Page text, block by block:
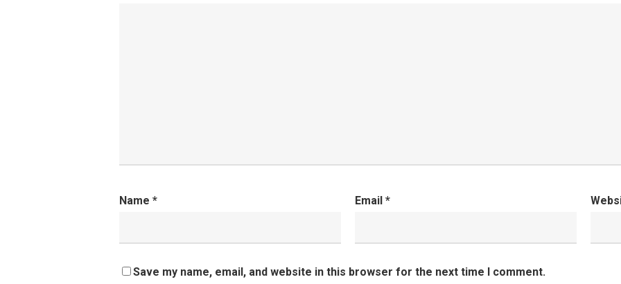
Name * Email *
Save my name, email, and website in this browser for the next time I comment.